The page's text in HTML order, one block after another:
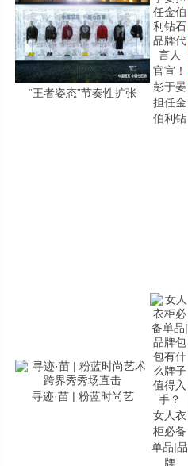
“王者姿态”节奏性扩张
官宣！
彭于晏
担任金
伯利钻
寻迹·苗 | 粉蓝时尚艺
女人衣
柜必备
单品|品
牌